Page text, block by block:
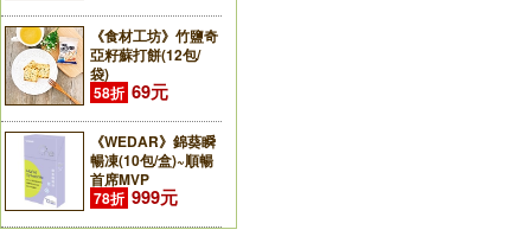
《食材工坊》竹鹽奇
亞籽蘇打餅(12包/
袋)
58折 69元
《WEDAR》錦葵瞬
暢凍(10包/盒)~順暢
首席MVP
78折 999元